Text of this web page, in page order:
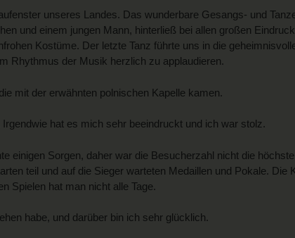
unseres Landes. Das wunderbare Gesangs- und
und einem jungen Mann, hinterließ bei allen großen
Kostüme. Der letzte Tanz führte uns in die
Rhythmus der Musik herzlich zu applaudieren.
mit der erwähnten polnischen Kapelle kamen.
hat es mich sehr beeindruckt und ich war stolz.
einigen Sorgen, daher war die Besucherzahl nicht die
teil und auf die Sieger warteten Medaillen und Pokale. Die
Spielen hat man nicht alle Tage.
habe, und darüber bin ich sehr glücklich.